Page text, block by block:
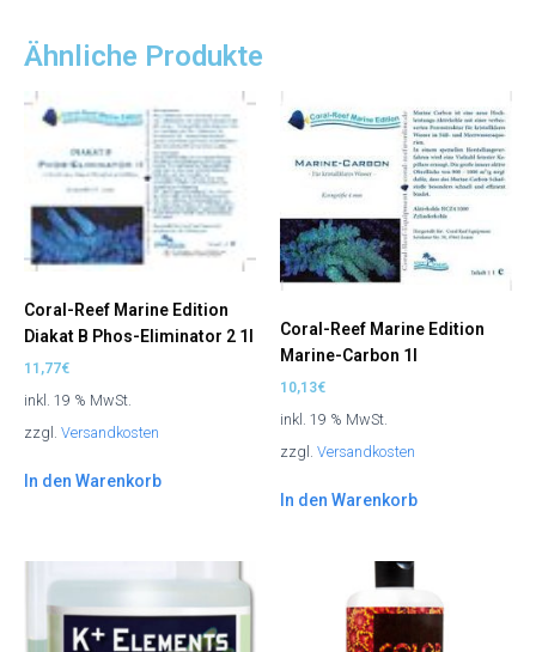
Ähnliche Produkte
Coral-Reef Marine Edition
Diakat B Phos-Eliminator 2 1l
11,77€
inkl. 19 % MwSt.
zzgl. Versandkosten
In den Warenkorb
Coral-Reef Marine Edition
Marine-Carbon 1l
10,13€
inkl. 19 % MwSt.
zzgl. Versandkosten
In den Warenkorb